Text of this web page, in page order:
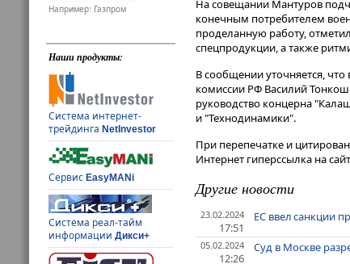
Например: Газпром
Наши продукты:
Система интернет-
трейдингаNetInvestor
СервисEasyMANi
Система реал-тайм
информацииДикси+
На совещании Мантуров
конечным потребителем
проделанную работу,
спецпродукции, а также
В сообщении уточняется,
комиссии РФ Василий
руководство концерна
и "Технодинамики".
При перепечатке и
Интернет гиперссылка на сайт
Другие новости
23.02.2024
17:51
ЕС ввел санкции
05.02.2024
12:26
Суд в Москве